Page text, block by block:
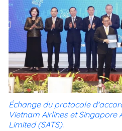
Échange du protocole
Vietnam Airlines et Singapore
Limited (SATS).